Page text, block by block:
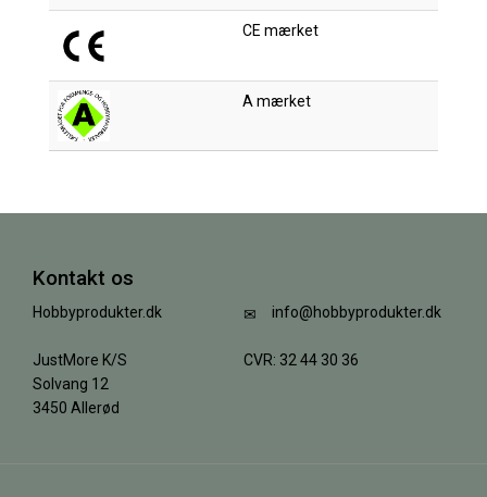
CE mærket
A mærket
Kontakt os
Hobbyprodukter.dk
JustMore K/S
Solvang 12
3450 Allerød
info@hobbyprodukter.dk
CVR: 32 44 30 36